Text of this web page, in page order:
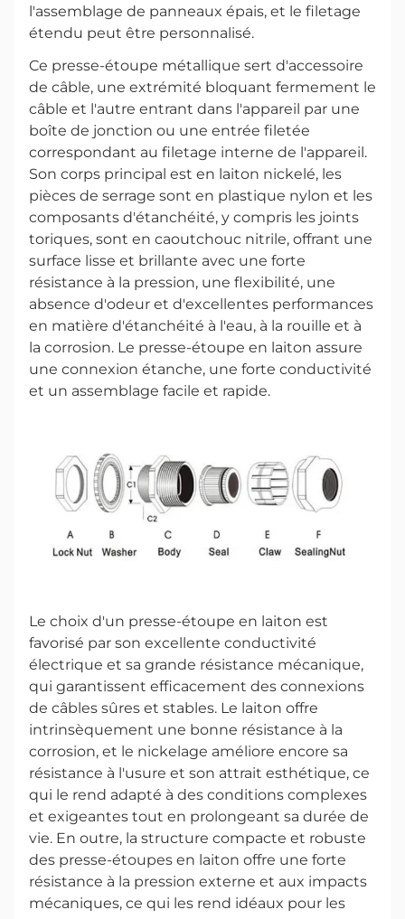
l'assemblage de panneaux épais, et le filetage
étendu peut être personnalisé.
Ce presse-étoupe métallique sert d'accessoire
de câble, une extrémité bloquant fermement le
câble et l'autre entrant dans l'appareil par une
boîte de jonction ou une entrée filetée
correspondant au filetage interne de l'appareil.
Son corps principal est en laiton nickelé, les
pièces de serrage sont en plastique nylon et les
composants d'étanchéité, y compris les joints
toriques, sont en caoutchouc nitrile, offrant une
surface lisse et brillante avec une forte
résistance à la pression, une flexibilité, une
absence d'odeur et d'excellentes performances
en matière d'étanchéité à l'eau, à la rouille et à
la corrosion. Le presse-étoupe en laiton assure
une connexion étanche, une forte conductivité
et un assemblage facile et rapide.
Le choix d'un presse-étoupe en laiton est
favorisé par son excellente conductivité
électrique et sa grande résistance mécanique,
qui garantissent efficacement des connexions
de câbles sûres et stables. Le laiton offre
intrinsèquement une bonne résistance à la
corrosion, et le nickelage améliore encore sa
résistance à l'usure et son attrait esthétique, ce
qui le rend adapté à des conditions complexes
et exigeantes tout en prolongeant sa durée de
vie. En outre, la structure compacte et robuste
des presse-étoupes en laiton offre une forte
résistance à la pression externe et aux impacts
mécaniques, ce qui les rend idéaux pour les